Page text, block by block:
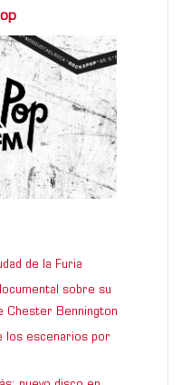
de la Furia
sobre su
Chester Bennington
los escenarios por